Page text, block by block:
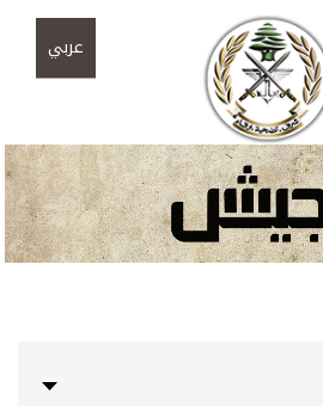
عربي